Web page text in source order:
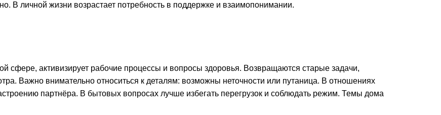
В личной жизни возрастает потребность в поддержке и взаимопонимании.
сфере, активизирует рабочие процессы и вопросы здоровья. Возвращаются старые задачи,
Важно внимательно относиться к деталям: возможны неточности или путаница. В отношениях
партнёра. В бытовых вопросах лучше избегать перегрузок и соблюдать режим. Темы дома